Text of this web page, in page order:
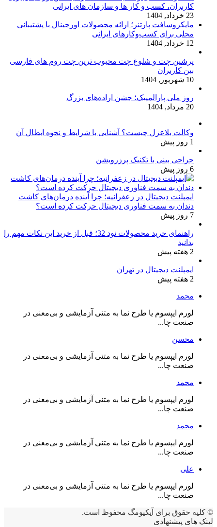
کاربران، کسب و کار ها و سازمان های ایرانی
23 خرداد, 1404
مایکروسافت پارتنر؛ ارائه محصولات اورجینال با پشتیبانی
محلی برای کسب‌وکارهای ایرانی
12 خرداد, 1404
پرشین چت و شلوغ چت محبوب ترین چت روم های فارسی
بین کاربران
10 شهریور, 1404
روز ملی پارالمپیک؛ جشن اراده‌های بزرگ
20 مرداد, 1404
وکالت بلاعزل چیست؟ آشنایی با شرایط و نحوه ابطال آن
1 روز پیش
جراحی بینی با تکنیک پرزرویشن
6 روز پیش
ایمپلنت دیجیتال در زعفرانیه؛ چرا آینده درمان‌های کاشت
دندان به سمت فناوری دیجیتال حرکت کرده است؟
7 روز پیش
راهنمای خرید محصولات نود 32؛ قبل از خرید این نکات مهم را
بدانید
2 هفته پیش
ایمپلنت دیجیتال در تهران
2 هفته پیش
محمد
لورم ایپسوم یا طرح‌ نما به متنی آزمایشی و بی‌معنی در
صنعت چا...
محسن
لورم ایپسوم یا طرح‌ نما به متنی آزمایشی و بی‌معنی در
صنعت چا...
محمد
لورم ایپسوم یا طرح‌ نما به متنی آزمایشی و بی‌معنی در
صنعت چا...
محمد
لورم ایپسوم یا طرح‌ نما به متنی آزمایشی و بی‌معنی در
صنعت چا...
علی
لورم ایپسوم یا طرح‌ نما به متنی آزمایشی و بی‌معنی در
صنعت چا...
© کلیه حقوق برای آیکیومگ محفوظ است.
لینک های پیشنهادی